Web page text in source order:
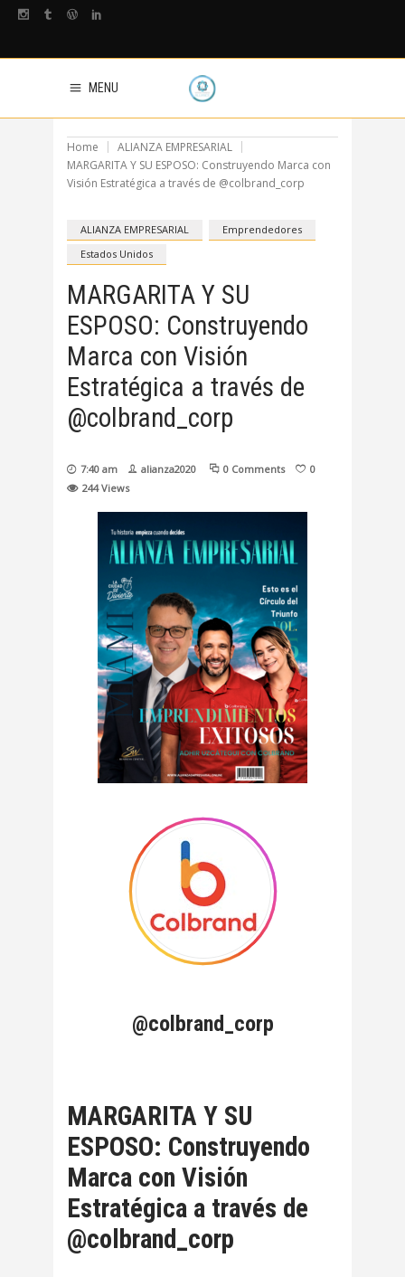
MENU
Home
ALIANZA EMPRESARIAL
MARGARITA Y SU ESPOSO: Construyendo Marca con
Visión Estratégica a través de @colbrand_corp
ALIANZA EMPRESARIAL
Emprendedores
Estados Unidos
MARGARITA Y SU
ESPOSO: Construyendo
Marca con Visión
Estratégica a través de
@colbrand_corp
7:40 am alianza2020 0 Comments
0
244 Views
@colbrand_corp
MARGARITA Y SU
ESPOSO: Construyendo
Marca con Visión
Estratégica a través de
@colbrand_corp